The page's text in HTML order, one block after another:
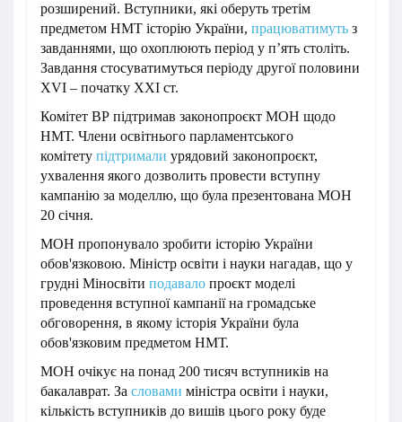
розширений. Вступники, які оберуть третім
предметом НМТ історію України, працюватимуть з
завданнями, що охоплюють період у пʼять століть.
Завдання стосуватимуться періоду другої половини
XVI – початку XXI ст.
Комітет ВР підтримав законопроєкт МОН щодо
НМТ. Члени освітнього парламентського
комітету підтримали урядовий законопроєкт,
ухвалення якого дозволить провести вступну
кампанію за моделлю, що була презентована МОН
20 січня.
МОН пропонувало зробити історію України
обов'язковою. Міністр освіти і науки нагадав, що у
грудні Міносвіти подавало проєкт моделі
проведення вступної кампанії на громадське
обговорення, в якому історія України була
обов'язковим предметом НМТ.
МОН очікує на понад 200 тисяч вступників на
бакалаврат. За словами міністра освіти і науки,
кількість вступників до вишів цього року буде